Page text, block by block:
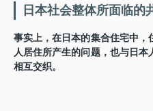
日本社会整体所面临的
事实上，在日本的集合住宅中，
人居住所产生的问题，也与日
相互交织。